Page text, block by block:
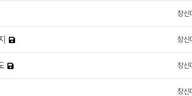
창신
창신
창신
창신